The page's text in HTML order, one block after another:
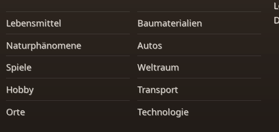
Lebensmittel
Baumaterialien
Naturphänomene
Autos
Spiele
Weltraum
Hobby
Transport
Orte Technologie